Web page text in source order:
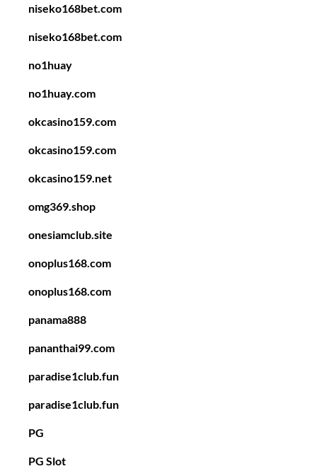
niseko168bet.com
niseko168bet.com
no1huay
no1huay.com
okcasino159.com
okcasino159.com
okcasino159.net
omg369.shop
onesiamclub.site
onoplus168.com
onoplus168.com
panama888
pananthai99.com
paradise1club.fun
paradise1club.fun
PG
PG Slot